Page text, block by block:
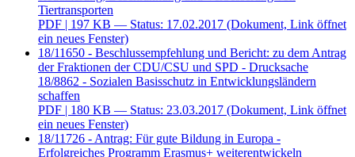
Tiertransporten
PDF | 197 KB — Status: 17.02.2017 (Dokument, Link öffnet
ein neues Fenster)
18/11650 - Beschlussempfehlung und Bericht: zu dem Antrag
der Fraktionen der CDU/CSU und SPD - Drucksache
18/8862 - Sozialen Basisschutz in Entwicklungsländern
schaffen
PDF | 180 KB — Status: 23.03.2017 (Dokument, Link öffnet
ein neues Fenster)
18/11726 - Antrag: Für gute Bildung in Europa -
Erfolgreiches Programm Erasmus+ weiterentwickeln